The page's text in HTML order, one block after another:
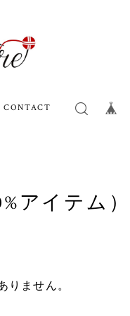
CONTACT
アイテム）
りません。